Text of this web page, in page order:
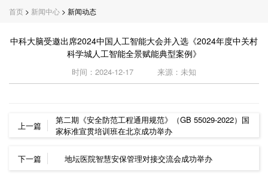
首页 > 新闻中心 > 新闻动态
中科大脑受邀出席2024中国人工智能大会并入选《2024年度中关村
科学城人工智能全景赋能典型案例》
时间：2024-12-17 来源：未知
上一篇
第二期《安全防范工程通用规范》（GB 55029-2022）国
家标准宣贯培训班在北京成功举办
下一篇 地坛医院智慧安保管理对接交流会成功举办